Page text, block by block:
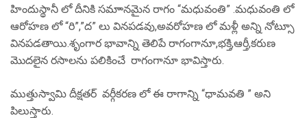
హిందుస్థానీ లో దీనికి సమాానమైన రాగం “మధువంతి” .మధువంతి లో
ఆరోహణ లో “రి”,”ద” లు వినపడవు,అవరోహణ లో మళ్లీ అన్ని నోట్సూ
వినపడతాయి.శృంగార భావాన్ని తెలిపే రాగంగానూ,భక్తి,ఆర్తీ,కరుణ
మొదలైన రసాలను పలికించే రాగంగానూ భావిస్తారు.
ముత్తుస్వామి దీక్షతర్ వర్గీకరణ లో ఈ రాగాన్ని “ధామవతి ” అని
పిలుస్తారు.